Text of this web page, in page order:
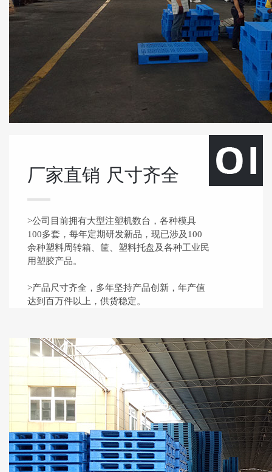
厂家直销 尺寸齐全
>公司目前拥有大型注塑机数台，各种模具
100多套，每年定期研发新品，现已涉及100
余种塑料周转箱、筐、塑料托盘及各种工业民
用塑胶产品。
>产品尺寸齐全，多年坚持产品创新，年产值
达到百万件以上，供货稳定。